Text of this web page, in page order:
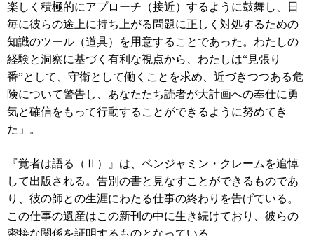
楽しく積極的にアプローチ（接近）するように鼓舞し、日
毎に彼らの途上に持ち上がる問題に正しく対処するための
知識のツール（道具）を用意することであった。わたしの
経験と洞察に基づく有利な視点から、わたしは“見張り
番”として、守衛として働くことを求め、近づきつつある危
険について警告し、あなたたち読者が大計画への奉仕に勇
気と確信をもって行動することができるように努めてき
た」。
『覚者は語る（Ⅱ）』は、ベンジャミン・クレームを追悼
して出版される。告別の書と見なすことができるものであ
り、彼の師との生涯にわたる仕事の終わりを告げている。
この仕事の遺産はこの新刊の中に生き続けており、彼らの
密接な関係を証明するものとなっている。